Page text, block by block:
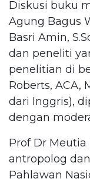
Diskusi buku
Agung Bagus
Basri Amin,
dan peneliti
penelitian di
Roberts, ACA,
dari Inggris),
dengan
Prof Dr Meutia
antropolog
Pahlawan